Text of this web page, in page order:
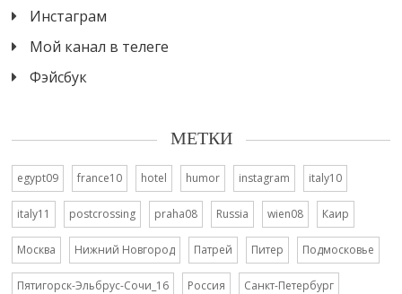
Инстаграм
Мой канал в телеге
Фэйсбук
МЕТКИ
egypt09 france10 hotel humor instagram italy10
italy11 postcrossing praha08 Russia wien08 Каир
Москва Нижний Новгород Патрей Питер Подмосковье
Пятигорск-Эльбрус-Сочи_16 Россия Санкт-Петербург